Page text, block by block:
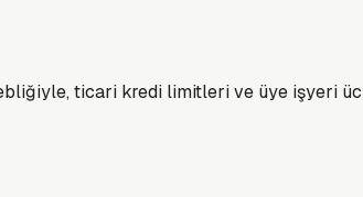
ticari kredi limitleri ve üye işyeri